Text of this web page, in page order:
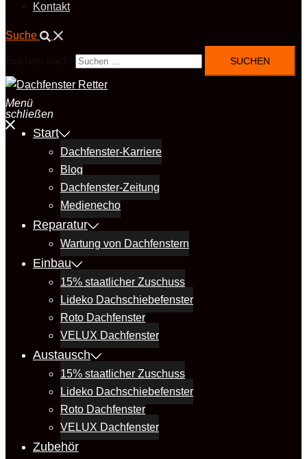
Kontakt
Suche
Menü
schließen
Start
Dachfenster-Karriere
Blog
Dachfenster-Zeitung
Medienecho
Reparatur
Wartung von Dachfenstern
Einbau
15% staatlicher Zuschuss
Lideko Dachschiebefenster
Roto Dachfenster
VELUX Dachfenster
Austausch
15% staatlicher Zuschuss
Lideko Dachschiebefenster
Roto Dachfenster
VELUX Dachfenster
Zubehör